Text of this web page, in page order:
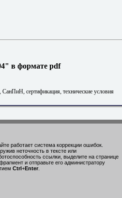
в формате pdf
сертификация, технические условия
работает система коррекции ошибок.
неточность в тексте или
ссылки, выделите на странице
и отправьте его администратору
Ctrl+Enter